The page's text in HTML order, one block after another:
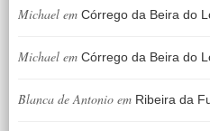
Michael em Córrego da Beira do
Michael em Córrego da Beira do
Blanca de Antonio em Ribeira da